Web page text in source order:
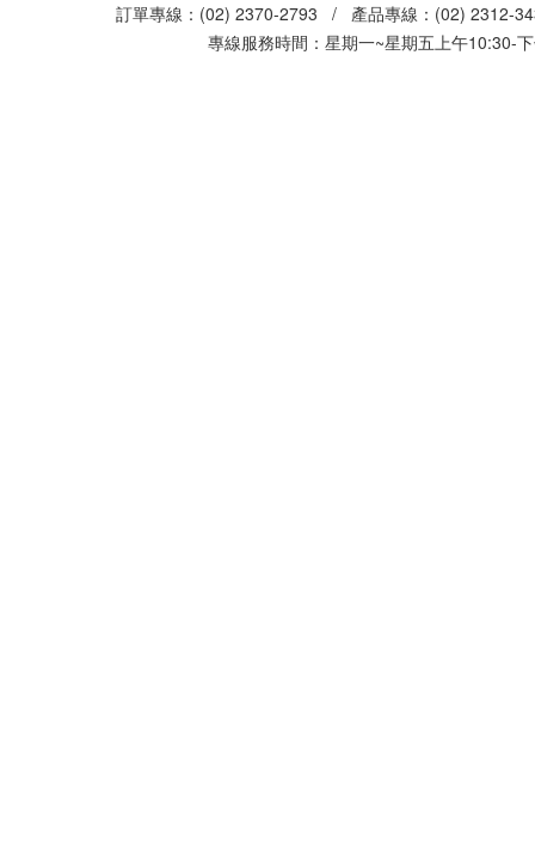
訂單專線：(02) 2370-2793 / 產品專線：(02)
專線服務時間：星期一~星期五上午10:30-